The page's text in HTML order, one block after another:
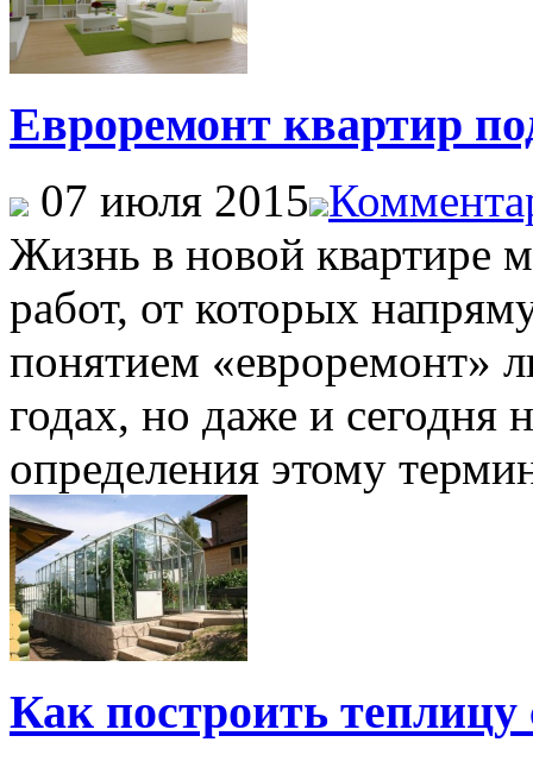
Евроремонт квартир
07 июля 2015
Жизнь в новой квартире
работ, от которых
понятием «евроремонт»
годах, но даже и сегодня
определения этому
Как построить